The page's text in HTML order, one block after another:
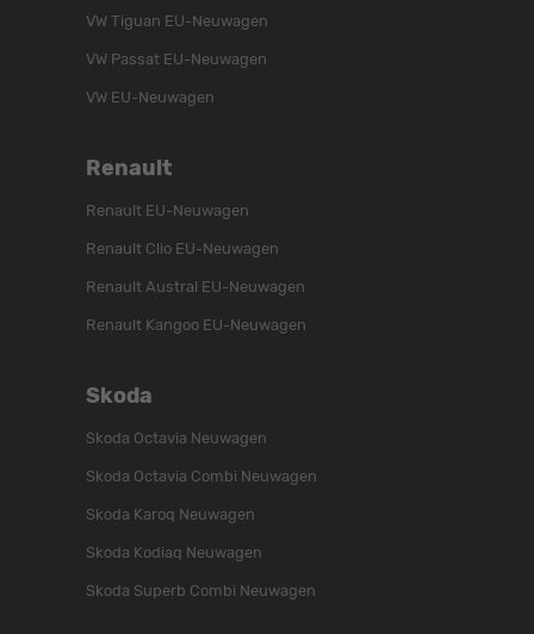
VW Tiguan EU-Neuwagen
VW Passat EU-Neuwagen
VW EU-Neuwagen
Renault
Renault EU-Neuwagen
Renault Clio EU-Neuwagen
Renault Austral EU-Neuwagen
Renault Kangoo EU-Neuwagen
Skoda
Skoda Octavia Neuwagen
Skoda Octavia Combi Neuwagen
Skoda Karoq Neuwagen
Skoda Kodiaq Neuwagen
Skoda Superb Combi Neuwagen